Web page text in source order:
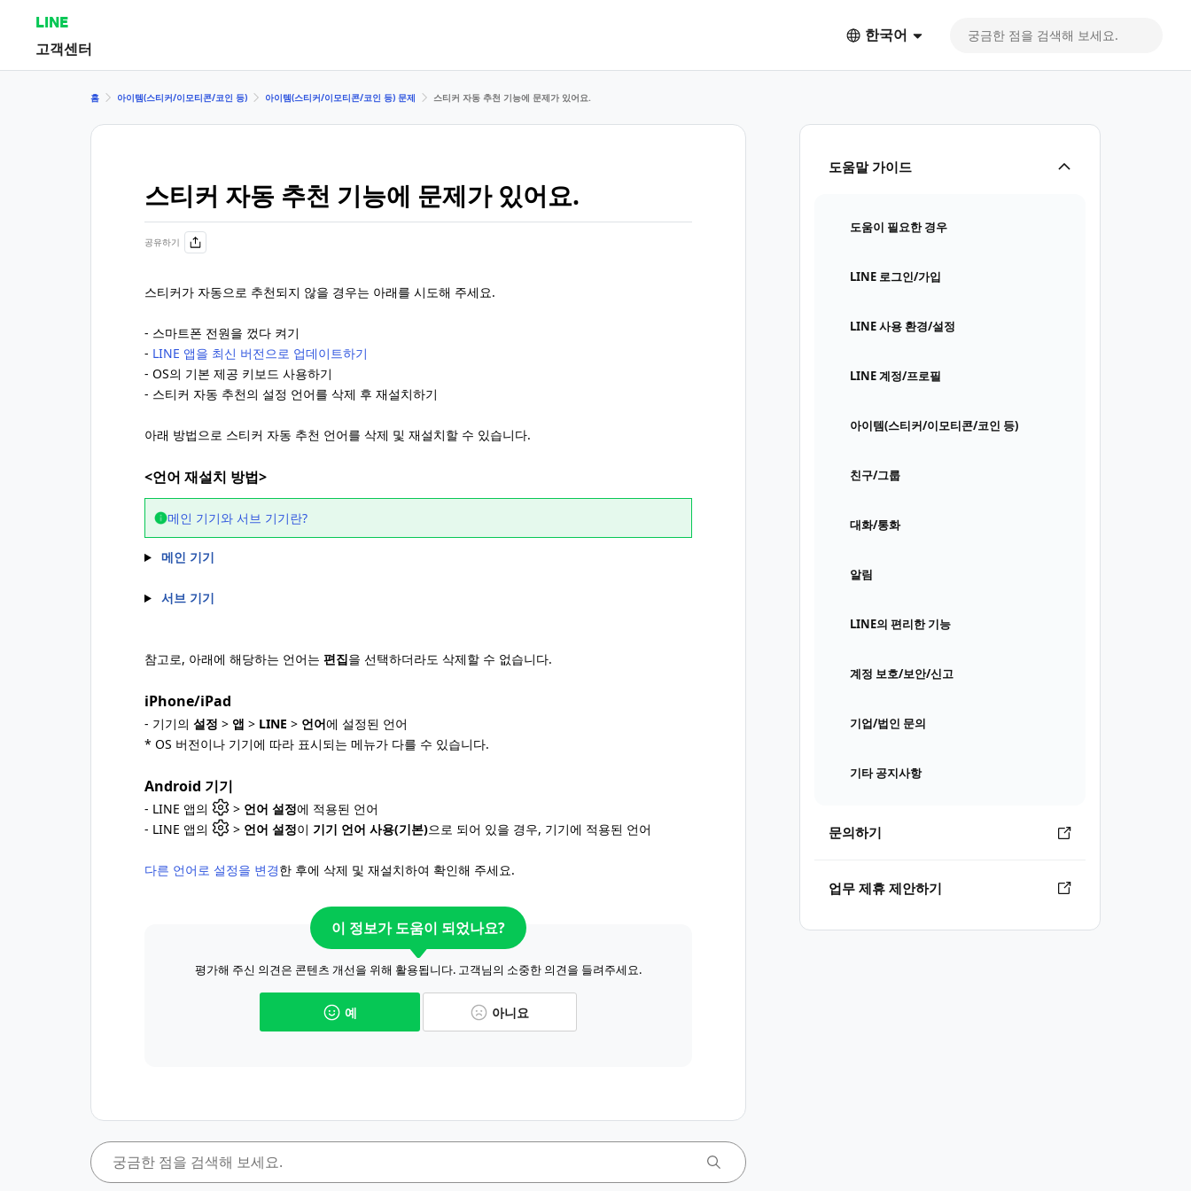
LINE
고객센터
한국어
도움말 가이드
도움이 필요한 경우
LINE 로그인/가입
LINE 사용 환경/설정
LINE 계정/프로필
아이템(스티커/이모티콘/코인 등)
친구/그룹
대화/통화
알림
LINE의 편리한 기능
계정 보호/보안/신고
기업/법인 문의
기타 공지사항
문의하기
업무 제휴 제안하기
홈 아이템(스티커/이모티콘/코인 등) 아이템(스티커/이모티콘/코인 등) 문제 스티커 자동 추천 기능에 문제가 있어요.
스티커 자동 추천 기능에 문제가 있어요.
공유하기
스티커가 자동으로 추천되지 않을 경우는 아래를 시도해 주세요.
- 스마트폰 전원을 껐다 켜기
- LINE 앱을 최신 버전으로 업데이트하기
- OS의 기본 제공 키보드 사용하기
- 스티커 자동 추천의 설정 언어를 삭제 후 재설치하기
아래 방법으로 스티커 자동 추천 언어를 삭제 및 재설치할 수 있습니다.
<언어 재설치 방법>
메인 기기와 서브 기기란?
메인 기기
서브 기기
참고로, 아래에 해당하는 언어는 편집을 선택하더라도 삭제할 수 없습니다.
iPhone/iPad
- 기기의 설정 > 앱 > LINE > 언어에 설정된 언어
* OS 버전이나 기기에 따라 표시되는 메뉴가 다를 수 있습니다.
Android 기기
- LINE 앱의 > 언어 설정에 적용된 언어
- LINE 앱의
> 언어 설정이 기기 언어 사용(기본)으로 되어 있을 경우, 기기에 적용된 언어
다른 언어로 설정을 변경한 후에 삭제 및 재설치하여 확인해 주세요.
이 정보가 도움이 되었나요?
평가해 주신 의견은 콘텐츠 개선을 위해 활용됩니다. 고객님의 소중한 의견을 들려주세요.
예 아니요